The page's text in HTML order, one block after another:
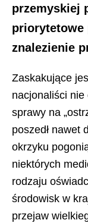
przemyskiej
priorytetowe
znalezienie
Zaskakujące
nacjonaliści
sprawy na
poszedł nawet
okrzyku
niektórych
rodzaju
środowisk w
przejaw